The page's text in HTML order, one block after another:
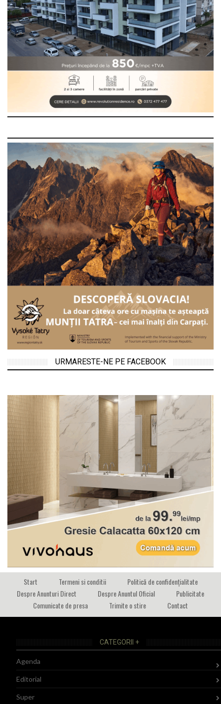
URMARESTE-NE PE FACEBOOK
Start Termeni si conditii
Politică de confidențialitate
Despre Anunturi Direct
Despre Anuntul Oficial
Publicitate
Comunicate de presa
Trimite o stire Contact
CATEGORII +
Agenda
Editorial
Super